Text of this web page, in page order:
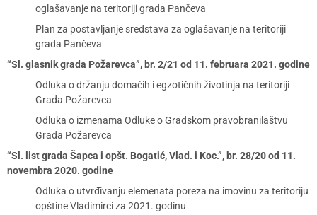
oglašavanje na teritoriji grada Pančeva
Plan za postavljanje sredstava za oglašavanje na teritoriji
grada Pančeva
“Sl. glasnik grada Požarevca”, br. 2/21 od 11. februara 2021. godine
Odluka o držanju domaćih i egzotičnih životinja na teritoriji
Grada Požarevca
Odluka o izmenama Odluke o Gradskom pravobranilaštvu
Grada Požarevca
“Sl. list grada Šapca i opšt. Bogatić, Vlad. i Koc.”, br. 28/20 od 11.
novembra 2020. godine
Odluka o utvrđivanju elemenata poreza na imovinu za teritoriju
opštine Vladimirci za 2021. godinu